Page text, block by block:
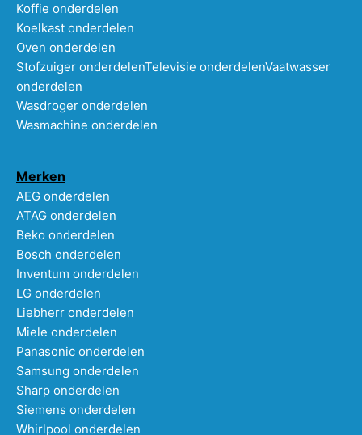
Koffie onderdelen
Koelkast onderdelen
Oven onderdelen
Stofzuiger onderdelenTelevisie onderdelenVaatwasser
onderdelen
Wasdroger onderdelen
Wasmachine onderdelen
Merken
AEG onderdelen
ATAG onderdelen
Beko onderdelen
Bosch onderdelen
Inventum onderdelen
LG onderdelen
Liebherr onderdelen
Miele onderdelen
Panasonic onderdelen
Samsung onderdelen
Sharp onderdelen
Siemens onderdelen
Whirlpool onderdelen